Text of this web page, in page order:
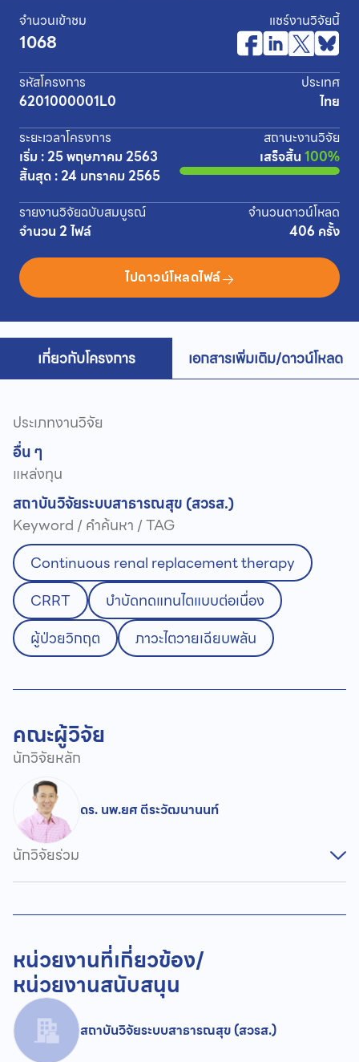
จำนวนเข้าชม
1068
แชร์งานวิจัยนี้
รหัสโครงการ
6201000001L0
ประเทศ
ไทย
ระยะเวลาโครงการ
เริ่ม : 25 พฤษภาคม 2563
สิ้นสุด : 24 มกราคม 2565
สถานะงานวิจัย
เสร็จสิ้น 100%
รายงานวิจัยฉบับสมบูรณ์
จำนวน 2 ไฟล์
จำนวนดาวน์โหลด
406 ครั้ง
ไปดาวน์โหลดไฟล์
เกี่ยวกับโครงการ เอกสารเพิ่มเติม/ดาวน์โหลด
ประเภทงานวิจัย
อื่น ๆ
แหล่งทุน
สถาบันวิจัยระบบสาธารณสุข (สวรส.)
Keyword / คำค้นหา / TAG
Continuous renal replacement therapy
CRRT
บำบัดทดแทนไตแบบต่อเนื่อง
ผู้ป่วยวิกฤต
ภาวะไตวายเฉียบพลัน
คณะผู้วิจัย
นักวิจัยหลัก
ดร. นพ.ยศ ตีระวัฒนานนท์
นักวิจัยร่วม
หน่วยงานที่เกี่ยวข้อง/
หน่วยงานสนับสนุน
สถาบันวิจัยระบบสาธารณสุข (สวรส.)